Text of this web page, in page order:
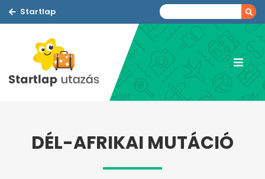
Startlap
DÉL-AFRIKAI MUTÁCIÓ